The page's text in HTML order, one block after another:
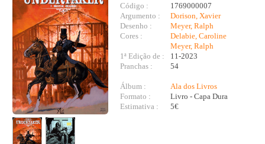
Código :
1769000007
Argumento :
Dorison, Xavier
Desenho :
Meyer, Ralph
Cores :
Delabie, Caroline
Meyer, Ralph
1ª Edição de :
11-2023
Pranchas :
54
Álbum :
Ala dos Livros
Formato :
Livro - Capa Dura
Estimativa :
5€